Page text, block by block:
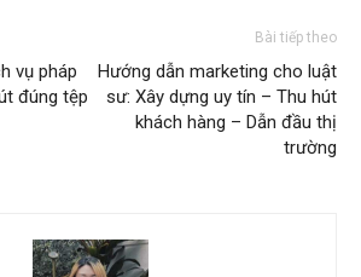
vụ pháp
đúng tệp
Bài tiếp theo
Hướng dẫn marketing cho luật
sư: Xây dựng uy tín – Thu hút
khách hàng – Dẫn đầu thị
trường